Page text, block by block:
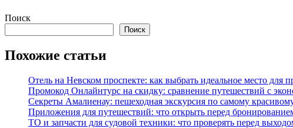
Перейти
содержимому
Поиск
Поиск
Похожие статьи
Отель на Невском проспекте: как выбрать идеальное место для
Промокод Онлайнтурс на скидку: сравнение путешествий с
Секреты Амалиенау: пешеходная экскурсия по самому
Приложения для путешествий: что открыть перед
ТО и запчасти для судовой техники: что проверять перед